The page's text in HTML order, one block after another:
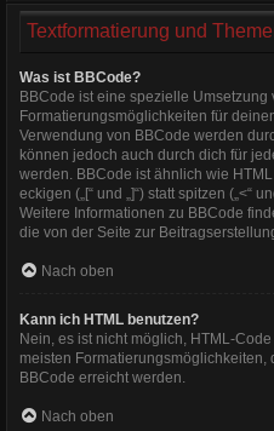
Textformatierung und
Was ist BBCode?
BBCode ist eine spezielle
Formatierungsmöglichkeiten für
Verwendung von BBCode werden
können jedoch auch durch dich für
werden. BBCode ist ähnlich wie
eckigen („[“ und „]“) statt spitzen („<“
Weitere Informationen zu BBCode
die von der Seite zur
Nach oben
Kann ich HTML benutzen?
Nein, es ist nicht möglich, HTML-
meisten Formatierungsmöglichkeiten,
BBCode erreicht werden.
Nach oben